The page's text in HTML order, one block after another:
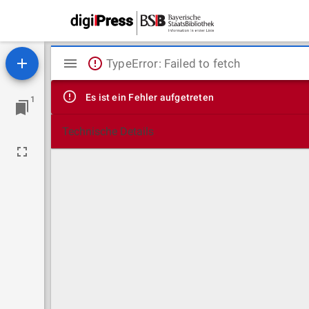
1
Mirador
Viewer
TypeError: Failed to fetch
Es ist ein Fehler aufgetreten
Technische Details